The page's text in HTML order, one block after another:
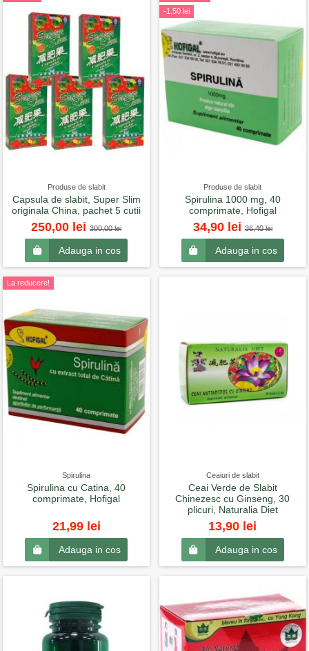
Produse de slabit
Capsula de slabit, Super Slim
originala China, pachet 5 cutii
250,00 lei300,00 lei
Adauga in cos
-1,50 lei
Produse de slabit
Spirulina 1000 mg, 40
comprimate, Hofigal
34,90 lei36,40 lei
Adauga in cos
La reducere!
Spirulina
Spirulina cu Catina, 40
comprimate, Hofigal
21,99 lei
Adauga in cos
Ceaiuri de slabit
Ceai Verde de Slabit
Chinezesc cu Ginseng, 30
plicuri, Naturalia Diet
13,90 lei
Adauga in cos